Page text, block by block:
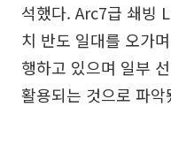
석했다. Arc7급 쇄빙
치 반도 일대를 오가
행하고 있으며 일부
활용되는 것으로 파악